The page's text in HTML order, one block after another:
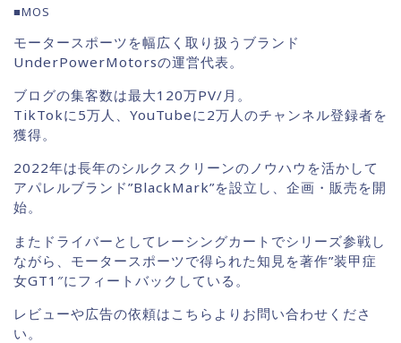
■MOS
モータースポーツを幅広く取り扱うブランド
UnderPowerMotorsの運営代表。
ブログの集客数は最大120万PV/月。
TikTokに5万人、YouTubeに2万人のチャンネル登録者を
獲得。
2022年は長年のシルクスクリーンのノウハウを活かして
アパレルブランド”BlackMark”を設立し、企画・販売を開
始。
またドライバーとしてレーシングカートでシリーズ参戦し
ながら、モータースポーツで得られた知見を著作”装甲症
女GT1″にフィートバックしている。
レビューや広告の依頼はこちらよりお問い合わせくださ
い。